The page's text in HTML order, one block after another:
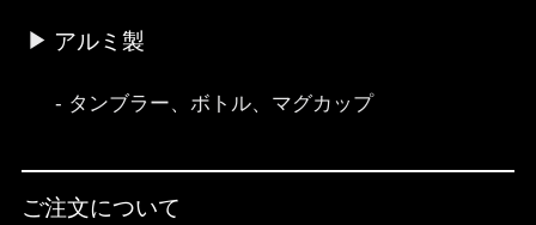
アルミ製
タンブラー、ボトル、マグカップ
ご注文について